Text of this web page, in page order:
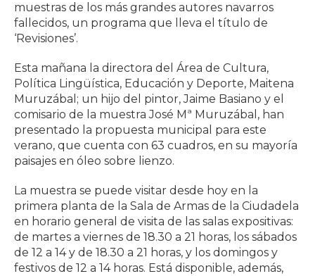
muestras de los más grandes autores navarros
fallecidos, un programa que lleva el título de
‘Revisiones’.
Esta mañana la directora del Área de Cultura,
Política Lingüística, Educación y Deporte, Maitena
Muruzábal; un hijo del pintor, Jaime Basiano y el
comisario de la muestra José Mª Muruzábal, han
presentado la propuesta municipal para este
verano, que cuenta con 63 cuadros, en su mayoría
paisajes en óleo sobre lienzo.
La muestra se puede visitar desde hoy en la
primera planta de la Sala de Armas de la Ciudadela
en horario general de visita de las salas expositivas:
de martes a viernes de 18.30 a 21 horas, los sábados
de 12 a 14 y de 18.30 a 21 horas, y los domingos y
festivos de 12 a 14 horas. Está disponible, además,